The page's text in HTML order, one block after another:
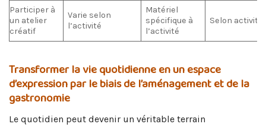
Participer à
un atelier
créatif
Varie selon
l’activité
Matériel
spécifique à
l’activité
Selon activité
Transformer la vie quotidienne en un espace
d’expression par le biais de l’aménagement et de la
gastronomie
Le quotidien peut devenir un véritable terrain